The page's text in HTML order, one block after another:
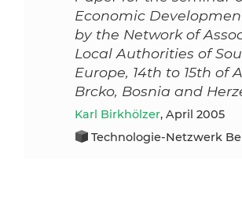
Economic
by the Network of
Local Authorities of
Europe, 14th to 15th of
Brcko, Bosnia and
Karl Birkhölzer, April 2005
Technologie-Netzwerk